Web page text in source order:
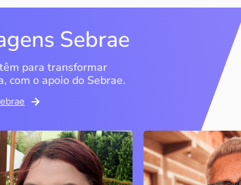
Sebrae
para transformar
com o apoio do Sebrae.
Ancestral
Luís / MA
Espedito
Nova Olinda / CE